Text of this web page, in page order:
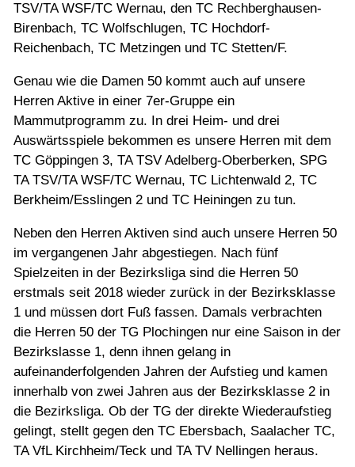
TSV/TA WSF/TC Wernau, den TC Rechberghausen-
Birenbach, TC Wolfschlugen, TC Hochdorf-
Reichenbach, TC Metzingen und TC Stetten/F.
Genau wie die Damen 50 kommt auch auf unsere
Herren Aktive in einer 7er-Gruppe ein
Mammutprogramm zu. In drei Heim- und drei
Auswärtsspiele bekommen es unsere Herren mit dem
TC Göppingen 3, TA TSV Adelberg-Oberberken, SPG
TA TSV/TA WSF/TC Wernau, TC Lichtenwald 2, TC
Berkheim/Esslingen 2 und TC Heiningen zu tun.
Neben den Herren Aktiven sind auch unsere Herren 50
im vergangenen Jahr abgestiegen. Nach fünf
Spielzeiten in der Bezirksliga sind die Herren 50
erstmals seit 2018 wieder zurück in der Bezirksklasse
1 und müssen dort Fuß fassen. Damals verbrachten
die Herren 50 der TG Plochingen nur eine Saison in der
Bezirkslasse 1, denn ihnen gelang in
aufeinanderfolgenden Jahren der Aufstieg und kamen
innerhalb von zwei Jahren aus der Bezirksklasse 2 in
die Bezirksliga. Ob der TG der direkte Wiederaufstieg
gelingt, stellt gegen den TC Ebersbach, Saalacher TC,
TA VfL Kirchheim/Teck und TA TV Nellingen heraus.